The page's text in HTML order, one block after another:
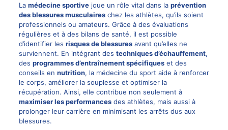
La médecine sportivejoue un rôle vital dans la prévention
des blessures musculaireschez les athlètes, qu’ils soient
professionnels ou amateurs. Grâce à des évaluations
régulières et à des bilans de santé, il est possible
d’identifier les risques de blessuresavant qu’elles ne
surviennent. En intégrant des techniques d’échauffement,
des programmes d’entraînement spécifiqueset des
conseils en nutrition, la médecine du sport aide à renforcer
le corps, améliorer la souplesse et optimiser la
récupération. Ainsi, elle contribue non seulement à
maximiser les performancesdes athlètes, mais aussi à
prolonger leur carrière en minimisant les arrêts dus aux
blessures.